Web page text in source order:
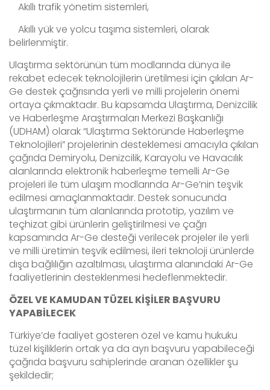
Akıllı trafik yönetim sistemleri,
Akıllı yük ve yolcu taşıma sistemleri, olarak
belirlenmiştir.
Ulaştırma sektörünün tüm modlarında dünya ile
rekabet edecek teknolojilerin üretilmesi için çıkılan Ar-
Ge destek çağrısında yerli ve milli projelerin önemi
ortaya çıkmaktadır. Bu kapsamda Ulaştırma, Denizcilik
ve Haberleşme Araştırmaları Merkezi Başkanlığı
(UDHAM) olarak “Ulaştırma Sektöründe Haberleşme
Teknolojileri” projelerinin desteklemesi amacıyla çıkılan
çağrıda Demiryolu, Denizcilik, Karayolu ve Havacılık
alanlarında elektronik haberleşme temelli Ar-Ge
projeleri ile tüm ulaşım modlarında Ar-Ge’nin teşvik
edilmesi amaçlanmaktadır. Destek sonucunda
ulaştırmanın tüm alanlarında prototip, yazılım ve
teçhizat gibi ürünlerin geliştirilmesi ve çağrı
kapsamında Ar-Ge desteği verilecek projeler ile yerli
ve milli üretimin teşvik edilmesi, ileri teknoloji ürünlerde
dışa bağlılığın azaltılması, ulaştırma alanındaki Ar-Ge
faaliyetlerinin desteklenmesi hedeflenmektedir.
ÖZEL VE KAMUDAN TÜZEL KİŞİLER BAŞVURU
YAPABİLECEK
Türkiye’de faaliyet gösteren özel ve kamu hukuku
tüzel kişiliklerin ortak ya da ayrı başvuru yapabileceği
çağrıda başvuru sahiplerinde aranan özellikler şu
şekildedir;